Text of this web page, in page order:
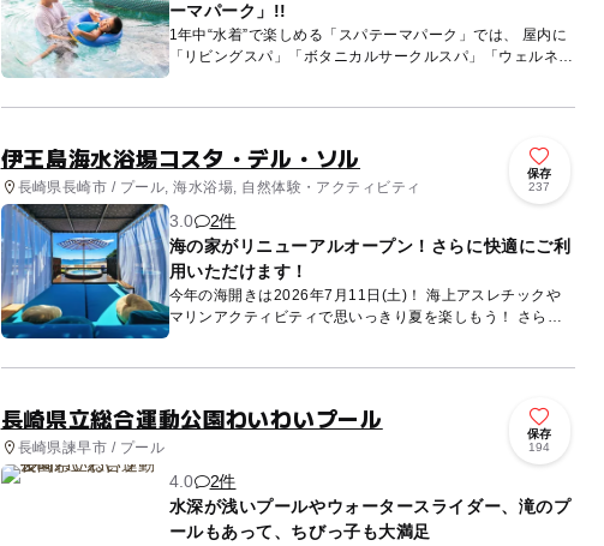
ーマパーク」!!
1年中“水着”で楽しめる「スパテーマパーク」では、 屋内に
「リビングスパ」「ボタニカルサークルスパ」「ウェルネス
ウォーキングスパ」など6種類のスパがあり、 海を眺めなが
伊王島海水浴場コスタ・デル・ソル
長崎県長崎市 / プール, 海水浴場, 自然体験・アクティビティ
保存
237
3.0
2件
海の家がリニューアルオープン！さらに快適にご利
用いただけます！
今年の海開きは2026年7月11日(土)！ 海上アスレチックや
マリンアクティビティで思いっきり夏を楽しもう！ さら
に、今年は海の家が ≪アイランドビーチクラブ≫とし...
長崎県立総合運動公園わいわいプール
長崎県諫早市 / プール
保存
194
4.0
2件
水深が浅いプールやウォータースライダー、滝のプ
ールもあって、ちびっ子も大満足